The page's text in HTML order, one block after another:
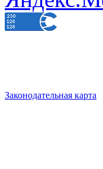
Законодательная карта